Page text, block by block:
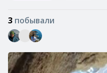
3 побывали